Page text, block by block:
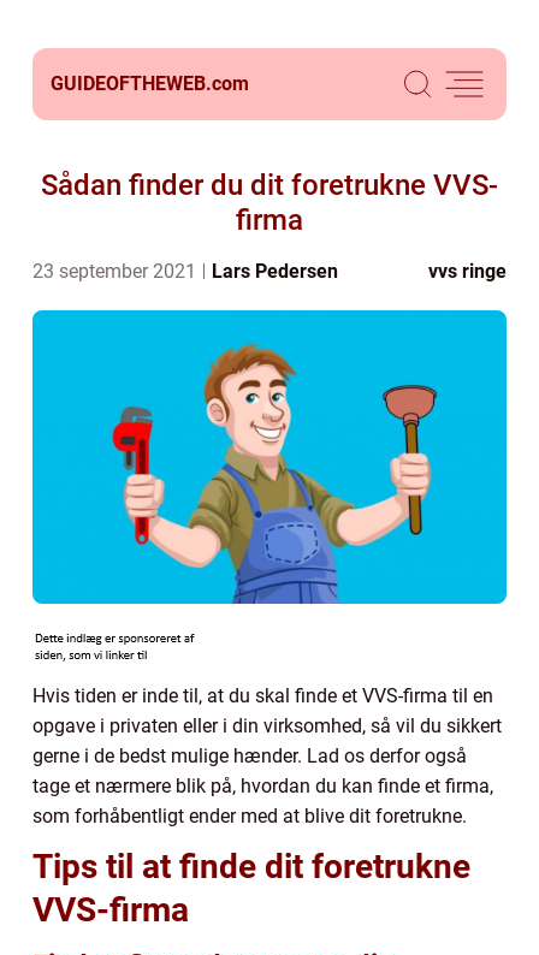
GUIDEOFTHEWEB.com
Sådan finder du dit foretrukne VVS-
firma
23 september 2021 Lars Pedersen vvs ringe
Hvis tiden er inde til, at du skal finde et VVS-firma til en
opgave i privaten eller i din virksomhed, så vil du sikkert
gerne i de bedst mulige hænder. Lad os derfor også
tage et nærmere blik på, hvordan du kan finde et firma,
som forhåbentligt ender med at blive dit foretrukne.
Tips til at finde dit foretrukne
VVS-firma